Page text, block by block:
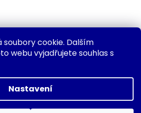
cookie. Dalším
webu vyjadřujete souhlas s
Nastavení
0KS /0 KČ
Vytvořil Shoptet